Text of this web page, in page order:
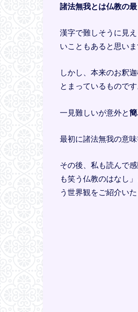
諸法無我とは仏教の
漢字で難しそうに見
いこともあると思いま
しかし、本来のお釈
とまっているものです
一見難しいが意外と
最初に諸法無我の意
その後、私も読んで
も笑う仏教のはなし
う世界観をご紹介いた